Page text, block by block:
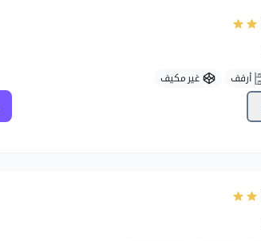
أرفف غير مكيف